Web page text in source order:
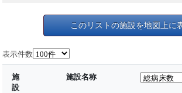
このリストの施設を地図上に
表示件数
施
設
施設名称